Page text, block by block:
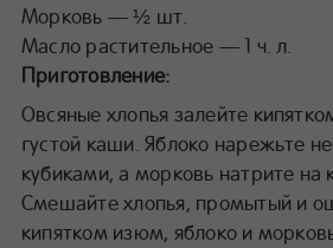
Морковь — ½ шт.
Масло растительное — 1 ч. л.
Приготовление:
Овсяные хлопья залейте
густой каши. Яблоко нарежьте
кубиками, а морковь натрите на
Смешайте хлопья, промытый и
кипятком изюм, яблоко и